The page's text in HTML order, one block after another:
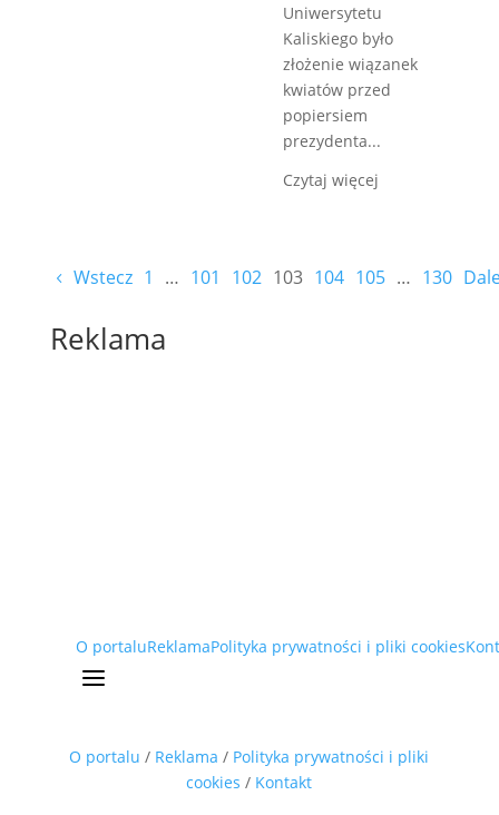
Uniwersytetu
Kaliskiego było
złożenie wiązanek
kwiatów przed
popiersiem
prezydenta...
Czytaj więcej
Wstecz 1 … 101 102 103 104 105 … 130
Reklama
O portaluReklamaPolityka prywatności i pliki cookies
a
O portalu / Reklama / Polityka prywatności i pliki
cookies / Kontakt